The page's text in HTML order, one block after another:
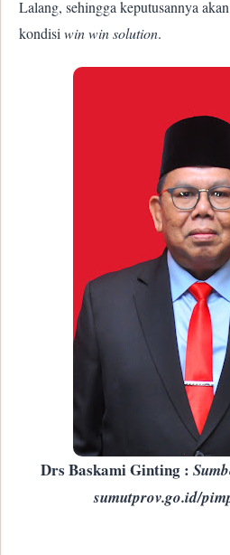
Lalang, sehingga keputusannya
kondisi win win solution.
Drs Baskami Ginting:
sumutprov.go.id/